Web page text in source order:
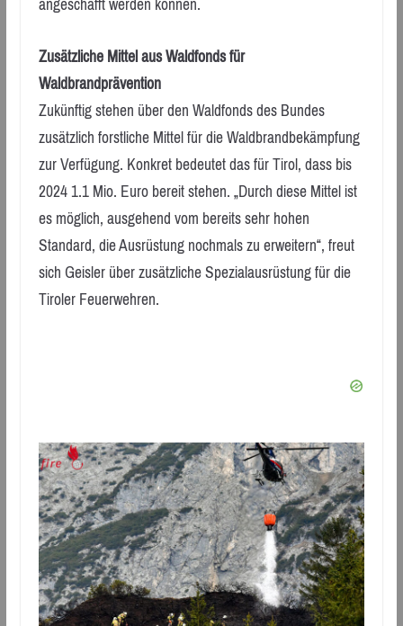
Zusätzliche Mittel aus Waldfonds für
Waldbrandprävention
Zukünftig stehen über den Waldfonds des Bundes
zusätzlich forstliche Mittel für die Waldbrandbekämpfung
zur Verfügung. Konkret bedeutet das für Tirol, dass bis
2024 1.1 Mio. Euro bereit stehen. „Durch diese Mittel ist
es möglich, ausgehend vom bereits sehr hohen
Standard, die Ausrüstung nochmals zu erweitern“, freut
sich Geisler über zusätzliche Spezialausrüstung für die
Tiroler Feuerwehren.